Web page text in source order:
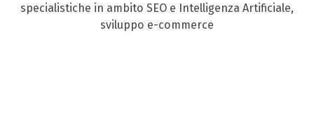
specialistiche in ambito SEO e Intelligenza Artificiale,
sviluppo e-commerce